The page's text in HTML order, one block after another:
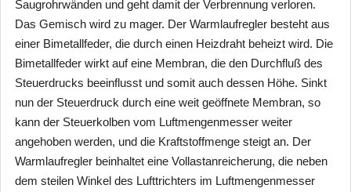
Saugrohrwänden und geht damit der Verbrennung verloren.
Das Gemisch wird zu mager. Der Warmlaufregler besteht aus
einer Bimetallfeder, die durch einen Heizdraht beheizt wird. Die
Bimetallfeder wirkt auf eine Membran, die den Durchfluß des
Steuerdrucks beeinflusst und somit auch dessen Höhe. Sinkt
nun der Steuerdruck durch eine weit geöffnete Membran, so
kann der Steuerkolben vom Luftmengenmesser weiter
angehoben werden, und die Kraftstoffmenge steigt an. Der
Warmlaufregler beinhaltet eine Vollastanreicherung, die neben
dem steilen Winkel des Lufttrichters im Luftmengenmesser